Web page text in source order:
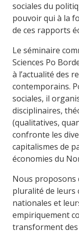
sociales du
pouvoir qui à la
de ces rapports
Le séminaire
Sciences Po
à l’actualité des
contemporains.
sociales, il
disciplinaires,
(qualitatives,
confronte les
capitalismes de
économies du
Nous proposons
pluralité de
nationales et
empiriquement
transforment